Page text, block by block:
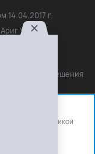
14.04.2017 г.
Ус»,
разрешения
ссылка на
аналитики.
с нашей
политикой